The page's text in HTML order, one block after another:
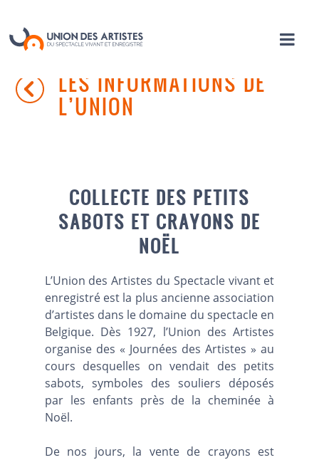
LES INFORMATIONS DE
L’UNION
COLLECTE DES PETITS
SABOTS ET CRAYONS DE
NOËL
L’Union des Artistes du Spectacle vivant et
enregistré est la plus ancienne association
d’artistes dans le domaine du spectacle en
Belgique. Dès 1927, l’Union des Artistes
organise des « Journées des Artistes » au
cours desquelles on vendait des petits
sabots, symboles des souliers déposés
par les enfants près de la cheminée à
Noël.
De nos jours, la vente de crayons est